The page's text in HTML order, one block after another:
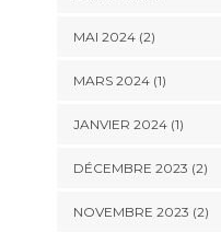
MAI 2024(2)
MARS 2024(1)
JANVIER 2024(1)
DÉCEMBRE 2023 (2)
NOVEMBRE 2023 (2)